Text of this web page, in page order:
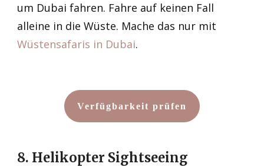
um Dubai fahren. Fahre auf keinen Fall
alleine in die Wüste. Mache das nur mit
Wüstensafaris in Dubai.
Verfügbarkeit prüfen
8. Helikopter Sightseeing